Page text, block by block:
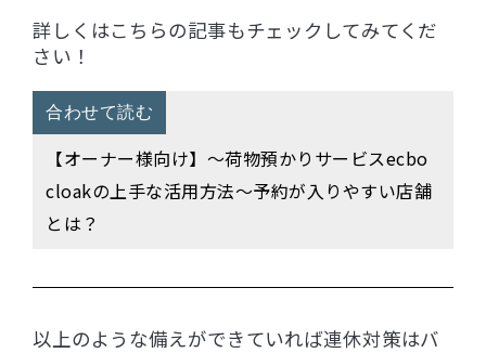
詳しくはこちらの記事もチェックしてみてくだ
さい！
合わせて読む
【オーナー様向け】〜荷物預かりサービスecbo
cloakの上手な活用方法〜予約が入りやすい店舗
とは？
以上のような備えができていれば連休対策はバ